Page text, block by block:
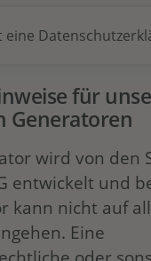
eine
für
Generatoren
wird von den
entwickelt und
kann nicht auf
Eine